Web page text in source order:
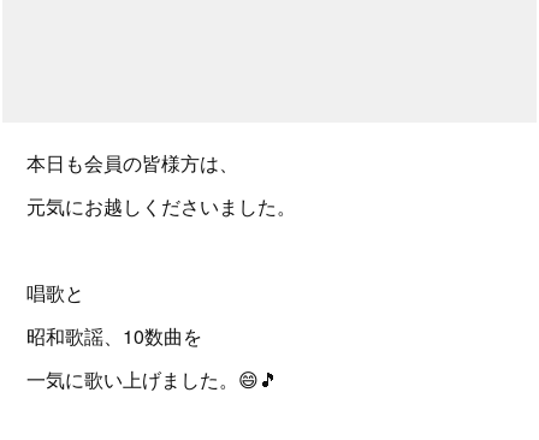
本日も会員の皆様方は、
元気にお越しくださいました。
唱歌と
昭和歌謡、10数曲を
一気に歌い上げました。😄🎵